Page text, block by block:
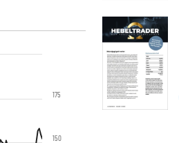
150
175